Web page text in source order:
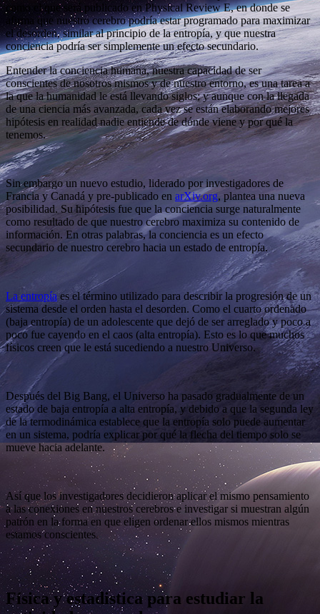
como el que será publicado en Physical Review E, en donde se
afirma que nuestro cerebro podría estar programado para maximizar
el desorden, similar al principio de la entropía, y que nuestra
conciencia podría ser simplemente un efecto secundario.
Entender la conciencia humana, nuestra capacidad de ser
conscientes de nosotros mismos y de nuestro entorno, es una tarea a
la que la humanidad le está llevando siglos; y aunque con la llegada
de una ciencia más avanzada, cada vez se están elaborando mejores
hipótesis en realidad nadie entiende de dónde viene y por qué la
tenemos.
Sin embargo un nuevo estudio, liderado por investigadores de
Francia y Canadá y pre-publicado en arXiv.org, plantea una nueva
posibilidad. Su hipótesis fue que la conciencia surge naturalmente
como resultado de que nuestro cerebro maximiza su contenido de
información. En otras palabras, la conciencia es un efecto
secundario de nuestro cerebro hacia un estado de entropía.
La entropíaes el término utilizado para describir la progresión de un
sistema desde el orden hasta el desorden. Como el cuarto ordenado
(baja entropía) de un adolescente que dejó de ser arreglado y poco a
poco fue cayendo en el caos (alta entropía). Esto es lo que muchos
físicos creen que le está sucediendo a nuestro Universo.
Después del Big Bang, el Universo ha pasado gradualmente de un
estado de baja entropía a alta entropía, y debido a que la segunda ley
de la termodinámica establece que la entropía solo puede aumentar
en un sistema, podría explicar por qué la flecha del tiempo solo se
mueve hacia adelante.
Así que los investigadores decidieron aplicar el mismo pensamiento
a las conexiones en nuestros cerebros e investigar si muestran algún
patrón en la forma en que eligen ordenar ellos mismos mientras
estamos conscientes.
Física y estadistica para estudiar la